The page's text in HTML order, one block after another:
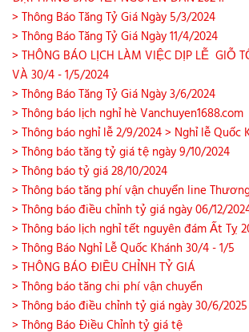
> Thông Báo Tăng Tỷ Giá Ngày 5/3/2024
> Thông Báo Tăng Tỷ Giá Ngày 11/4/2024
> THÔNG BÁO LỊCH LÀM VIỆC DỊP LỄ GIỖ
VÀ 30/4 - 1/5/2024
> Thông Báo Tăng Tỷ Giá Ngày 3/6/2024
> Thông báo lịch nghỉ hè Vanchuyen1688.com
> Thông báo nghỉ lễ 2/9/2024> Nghỉ lễ Quốc
> Thông báo tăng tỷ giá tệ ngày 9/10/2024
> Thông báo tỷ giá 28/10/2024
> Thông báo tăng phí vận chuyển line
> Thông báo điều chỉnh tỷ giá ngày 06/12/
> Thông báo lịch nghỉ tết nguyên đám Ất Tỵ
> Thông Báo Nghỉ Lễ Quốc Khánh 30/4 - 1/5
> THÔNG BÁO ĐIỀU CHỈNH TỶ GIÁ
> Thông báo tăng chi phí vận chuyển
> Thông báo điều chỉnh tỷ giá ngày 30/6/2025
> Thông Báo Điều Chỉnh tỷ giá tệ